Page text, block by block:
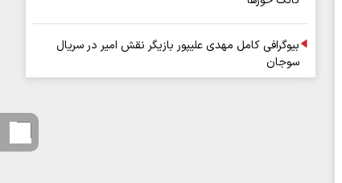
بیوگرافی کامل مهدی علیپور بازیگر نقش امیر در سریال
سوجان